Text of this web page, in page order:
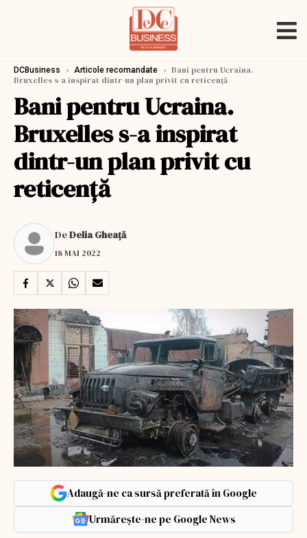
DCBusiness › Articole recomandate › Bani pentru Ucraina.
Bruxelles s-a inspirat dintr-un plan privit cu reticență
Bani pentru Ucraina.
Bruxelles s-a inspirat
dintr-un plan privit cu
reticență
DeDelia Gheață
18 MAI 2022
Adaugă-ne ca sursă preferată în Google
Urmărește-ne pe Google News